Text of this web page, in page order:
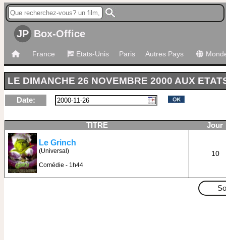
JP Box-Office
France Etats-Unis Paris Autres Pays
LE DIMANCHE 26 NOVEMBRE 2000 AUX
Date:
TITRE Jour
Le Grinch
(Universal)
Comédie - 1h44
10